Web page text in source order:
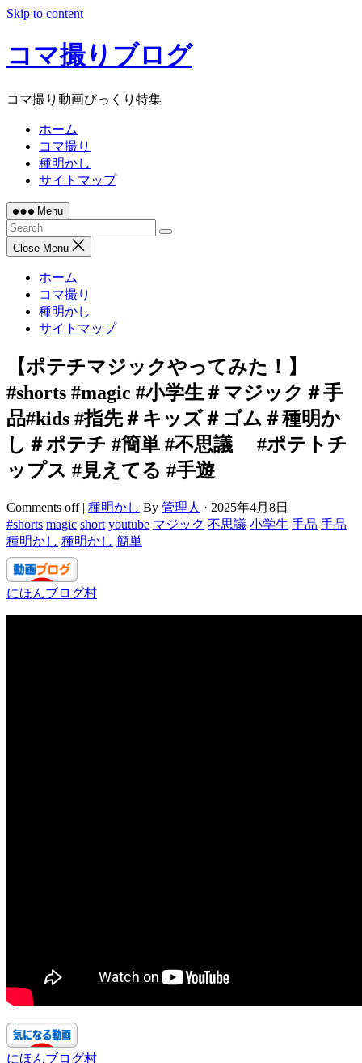
Skip to content
コマ撮りブログ
コマ撮り動画びっくり特集
ホーム
コマ撮り
種明かし
サイトマップ
Menu
Close Menu
ホーム
コマ撮り
種明かし
サイトマップ
【ポテチマジックやってみた！】
#shorts #magic #小学生＃マジック＃手
品#kids #指先＃キッズ＃ゴム＃種明か
し＃ポテチ #簡単 #不思議 #ポテトチ
ップス #見えてる #手遊
Comments off | 種明かし By 管理人 · 2025年4月8日
#shorts magic short youtube マジック 不思議 小学生 手品 手品
種明かし 種明かし 簡単
にほんブログ村
にほんブログ村